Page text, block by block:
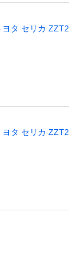
ヨタ セリカ ZZT2
ヨタ セリカ ZZT2